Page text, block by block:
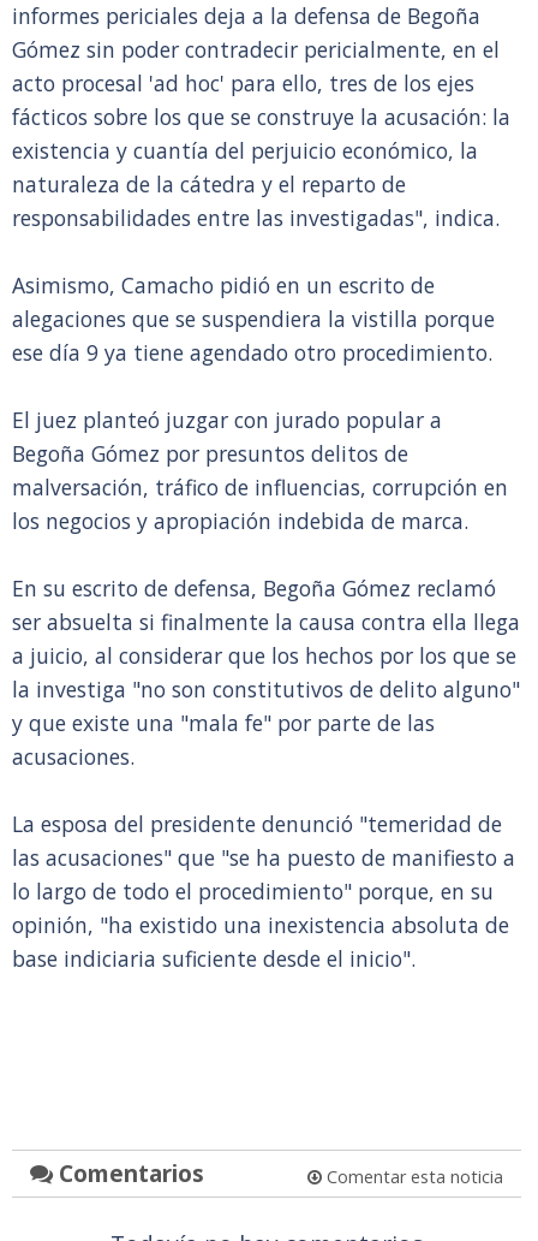
informes periciales deja a la defensa de Begoña
Gómez sin poder contradecir pericialmente, en el
acto procesal 'ad hoc' para ello, tres de los ejes
fácticos sobre los que se construye la acusación: la
existencia y cuantía del perjuicio económico, la
naturaleza de la cátedra y el reparto de
responsabilidades entre las investigadas", indica.
Asimismo, Camacho pidió en un escrito de
alegaciones que se suspendiera la vistilla porque
ese día 9 ya tiene agendado otro procedimiento.
El juez planteó juzgar con jurado popular a
Begoña Gómez por presuntos delitos de
malversación, tráfico de influencias, corrupción en
los negocios y apropiación indebida de marca.
En su escrito de defensa, Begoña Gómez reclamó
ser absuelta si finalmente la causa contra ella llega
a juicio, al considerar que los hechos por los que se
la investiga "no son constitutivos de delito alguno"
y que existe una "mala fe" por parte de las
acusaciones.
La esposa del presidente denunció "temeridad de
las acusaciones" que "se ha puesto de manifiesto a
lo largo de todo el procedimiento" porque, en su
opinión, "ha existido una inexistencia absoluta de
base indiciaria suficiente desde el inicio".
Comentarios Comentar esta noticia